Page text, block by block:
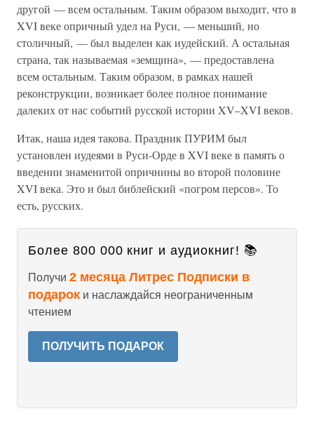
другой — всем остальным. Таким образом выходит, что в
XVI веке опричный удел на Руси, — меньший, но
столичный, — был выделен как иудейский. А остальная
страна, так называемая «земщина», — предоставлена
всем остальным. Таким образом, в рамках нашей
реконструкции, возникает более полное понимание
далеких от нас событий русской истории XV–XVI веков.
Итак, наша идея такова. Праздник ПУРИМ был
установлен иудеями в Руси-Орде в XVI веке в память о
введении знаменитой опричнины во второй половине
XVI века. Это и был библейский «погром персов». То
есть, русских.
Более 800 000 книг и аудиокниг! 📚
Получи 2 месяца Литрес Подписки в
подарок и наслаждайся неограниченным
чтением
ПОЛУЧИТЬ ПОДАРОК